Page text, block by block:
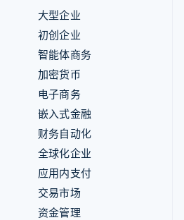
大型企业
初创企业
智能体商务
加密货币
电子商务
嵌入式金融
财务自动化
全球化企业
应用内支付
交易市场
资金管理